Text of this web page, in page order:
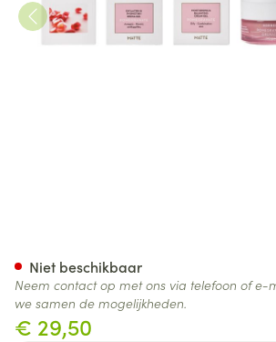
€ 29,50
Niet beschikbaar
Neem contact op met ons via telefoon of e-
we samen de mogelijkheden.